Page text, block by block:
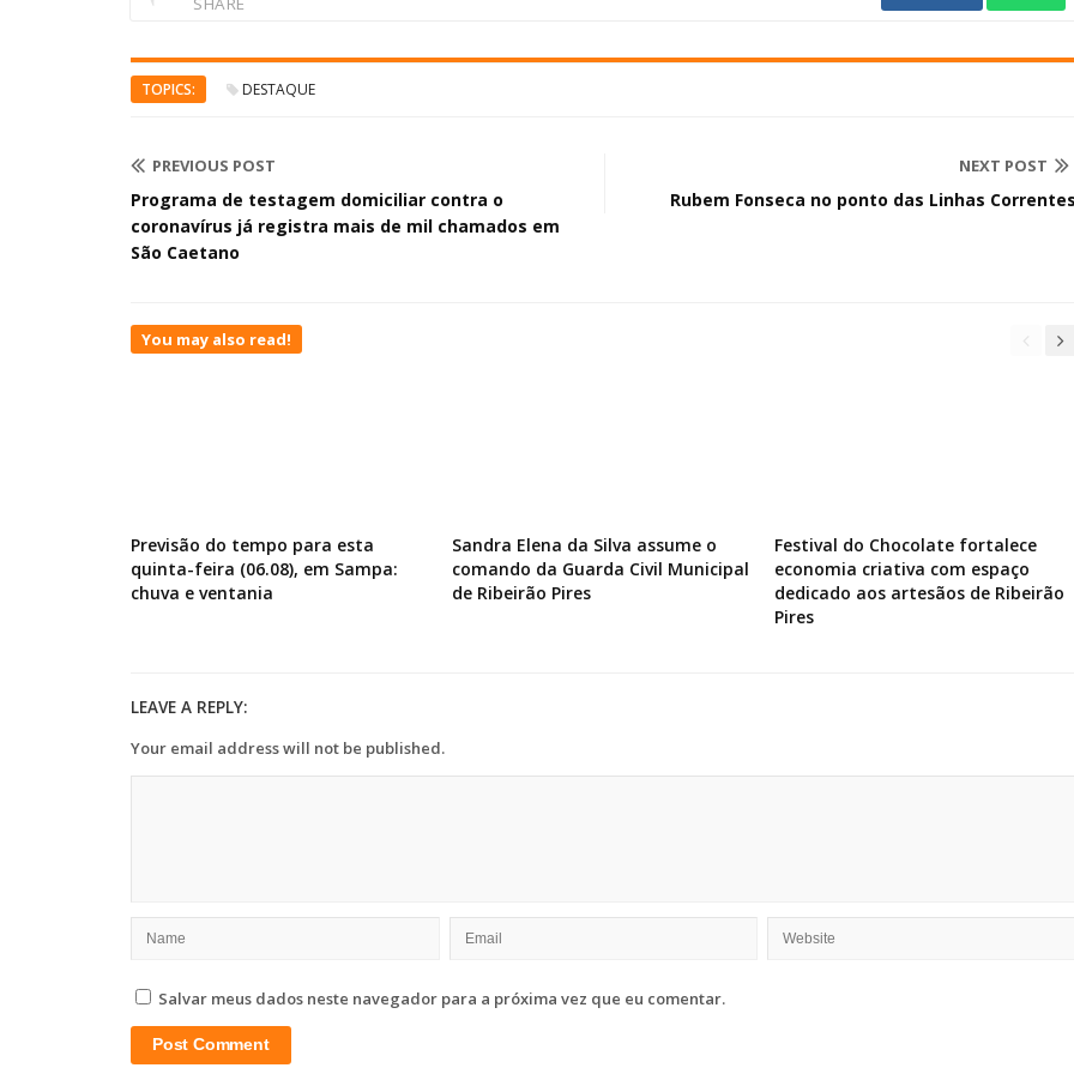
TOPICS: DESTAQUE
PREVIOUS POST
Programa de testagem domiciliar contra o
coronavírus já registra mais de mil chamados em
São Caetano
NEXT POST
Rubem Fonseca no ponto das Linhas
You may also read!
Previsão do tempo para esta
quinta-feira (06.08), em Sampa:
chuva e ventania
Sandra Elena da Silva assume o
comando da Guarda Civil Municipal
de Ribeirão Pires
Festival do Chocolate fortalece
economia criativa com espaço
dedicado aos artesãos de Ribeirão
Pires
LEAVE A REPLY:
Your email address will not be published.
Salvar meus dados neste navegador para a próxima vez que eu comentar.